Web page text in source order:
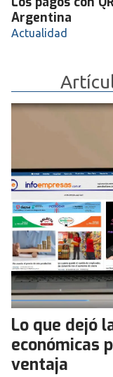
Argentina
Actualidad
Lo que dejó
económicas
ventaja